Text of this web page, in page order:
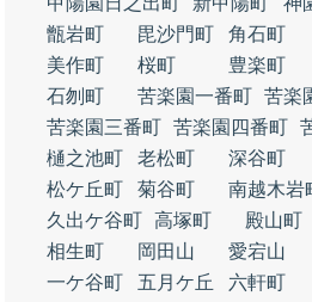
甑岩町
毘沙門町 角石町
美作町
桜町 豊楽町
石刎町
苦楽園一番町 苦楽
苦楽園三番町 苦楽園四番町
樋之池町
老松町 深谷町
松ケ丘町
菊谷町 南越木岩
久出ケ谷町 高塚町 殿山町
相生町
岡田山 愛宕山
一ケ谷町
五月ケ丘 六軒町